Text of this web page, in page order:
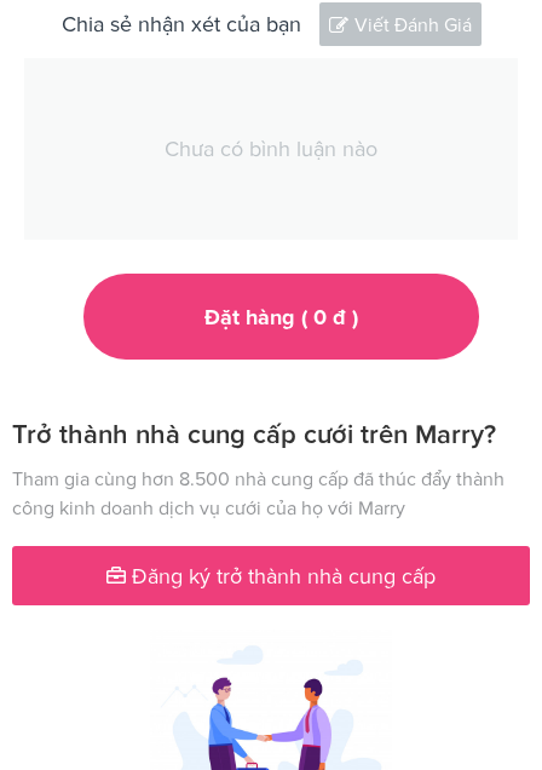
Chia sẻ nhận xét của bạn Viết Đánh Giá
Chưa có bình luận nào
Đặt hàng ( 0đ )
Trở thành nhà cung cấp cưới trên Marry?
Tham gia cùng hơn 8.500 nhà cung cấp đã thúc đẩy thành
công kinh doanh dịch vụ cưới của họ với Marry
Đăng ký trở thành nhà cung cấp